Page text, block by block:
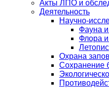
Акты ЛПО и
Деятельность
Научно-
Фауна
Флора и
Охрана
Сохранение